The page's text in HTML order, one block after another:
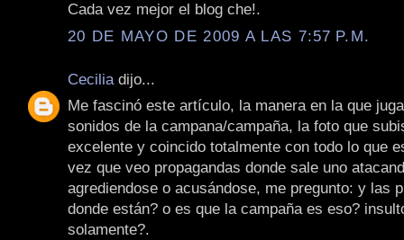
Cada vez mejor el blog che!.
20 DE MAYO DE 2009 A LAS 7:57 P.M.
Cecilia dijo...
Me fascinó este artículo, la manera en la que
sonidos de la campana/campaña, la foto que
excelente y coincido totalmente con todo lo que
vez que veo propagandas donde sale uno
agrediendose o acusándose, me pregunto: y las
donde están? o es que la campaña es eso?
solamente?.